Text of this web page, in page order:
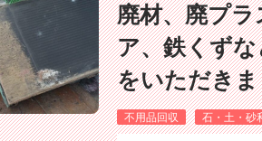
廃材、廃プ
ア、鉄くず
をいただき
不用品回収 石・土・砂